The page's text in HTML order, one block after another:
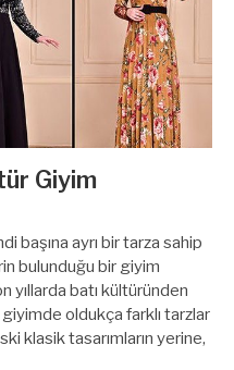
Giyim
başına ayrı bir tarza sahip
bulunduğu bir giyim
yıllarda batı kültüründen
oldukça farklı tarzlar
klasik tasarımların yerine,